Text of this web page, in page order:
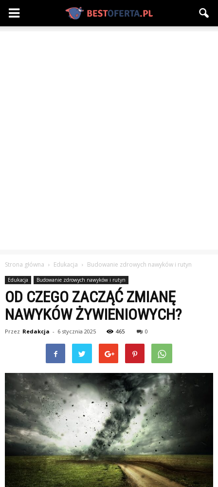
Strona główna Edukacja Budowanie zdrowych nawyków i rutyn
Edukacja Budowanie zdrowych nawyków i rutyn
OD CZEGO ZACZĄĆ ZMIANĘ
NAWYKÓW ŻYWIENIOWYCH?
Przez Redakcja - 6 stycznia 2025 465 0